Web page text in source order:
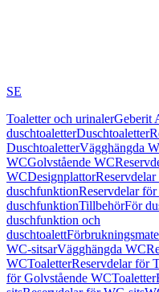
SE
Toaletter och urinalerGeberit
duschtoaletterDuschtoaletter
DuschtoaletterVägghängda
WCGolvstående WC
WCDesignplattor
duschfunktionReservdelar
duschfunktionTillbehörFör
duschfunktion och
duschtoalett
WC-sitsarVägghängda WC
WCToaletterReservdelar för
för Golvstående WCToaletter